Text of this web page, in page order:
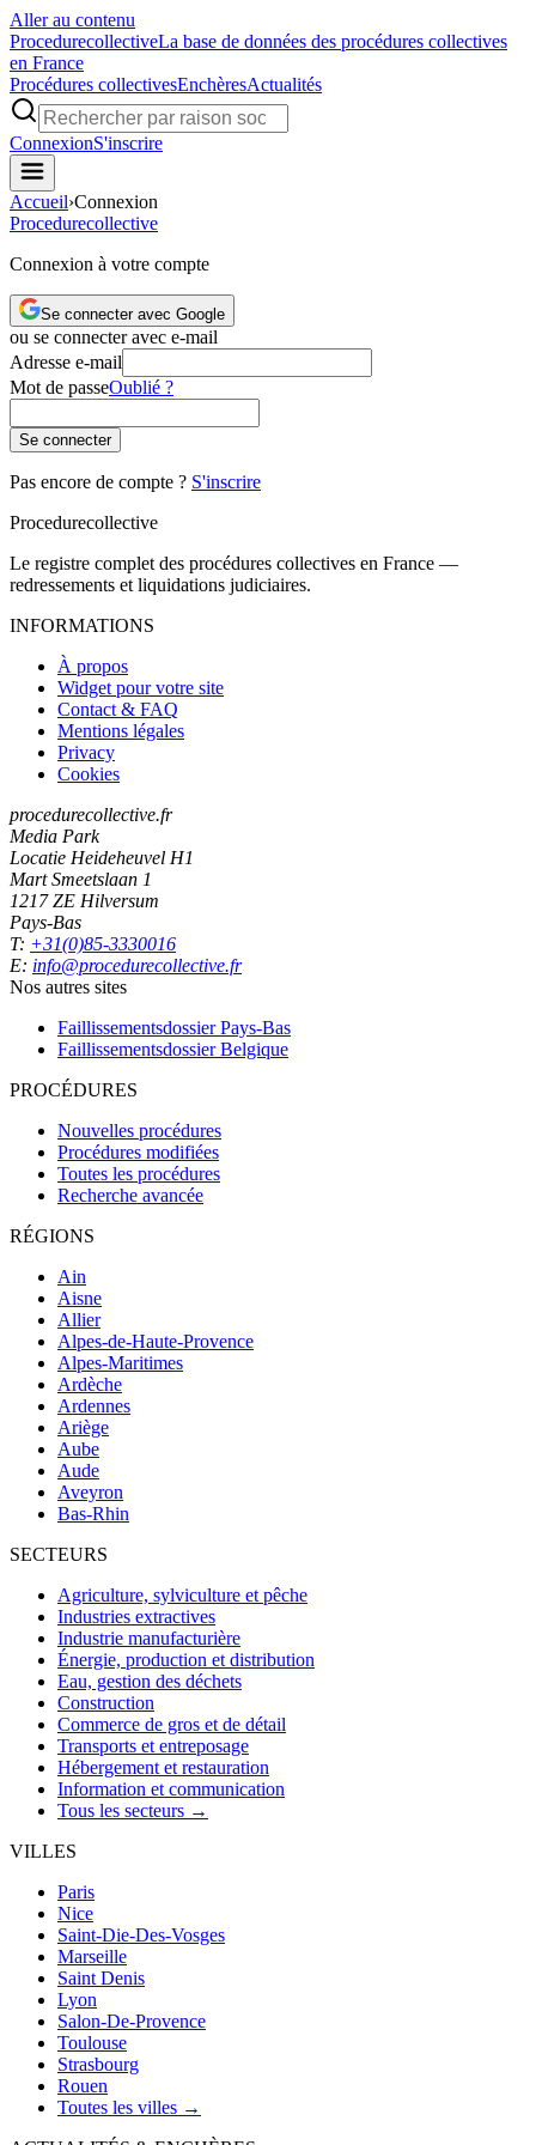
Aller au contenu
ProcedurecollectiveLa base de données des procédures collectives
en France
Procédures collectivesEnchèresActualités
ConnexionS'inscrire
Accueil›Connexion
Procedurecollective
Connexion à votre compte
Se connecter avec Google
ou se connecter avec e-mail
Adresse e-mail
Mot de passeOublié ?
Se connecter
Pas encore de compte ? S'inscrire
Procedurecollective
Le registre complet des procédures collectives en France —
redressements et liquidations judiciaires.
INFORMATIONS
À propos
Widget pour votre site
Contact & FAQ
Mentions légales
Privacy
Cookies
procedurecollective.fr
Media Park
Locatie Heideheuvel H1
Mart Smeetslaan 1
1217 ZE Hilversum
Pays-Bas
T: +31(0)85-3330016
E: info@procedurecollective.fr
Nos autres sites
Faillissementsdossier Pays-Bas
Faillissementsdossier Belgique
PROCÉDURES
Nouvelles procédures
Procédures modifiées
Toutes les procédures
Recherche avancée
RÉGIONS
Ain
Aisne
Allier
Alpes-de-Haute-Provence
Alpes-Maritimes
Ardèche
Ardennes
Ariège
Aube
Aude
Aveyron
Bas-Rhin
SECTEURS
Agriculture, sylviculture et pêche
Industries extractives
Industrie manufacturière
Énergie, production et distribution
Eau, gestion des déchets
Construction
Commerce de gros et de détail
Transports et entreposage
Hébergement et restauration
Information et communication
Tous les secteurs →
VILLES
Paris
Nice
Saint-Die-Des-Vosges
Marseille
Saint Denis
Lyon
Salon-De-Provence
Toulouse
Strasbourg
Rouen
Toutes les villes →